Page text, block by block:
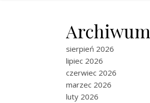
Archiwum
sierpień 2026
lipiec 2026
czerwiec 2026
marzec 2026
luty 2026